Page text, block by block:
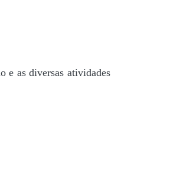
e as diversas atividades